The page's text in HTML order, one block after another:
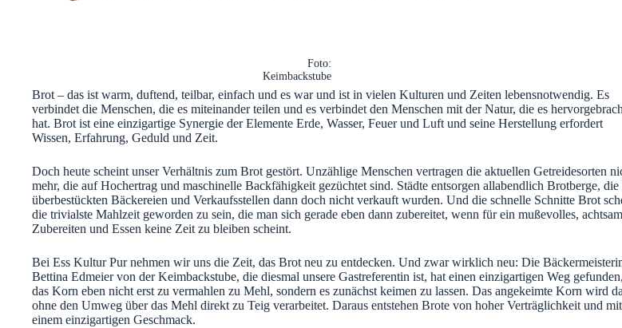
Foto:
Keimbackstube
Brot – das ist warm, duftend, teilbar, einfach und es war und ist in vielen Kulturen und Zeiten lebensnotwendig. Es
verbindet die Menschen, die es miteinander teilen und es verbindet den Menschen mit der Natur, die es
hat. Brot ist eine einzigartige Synergie der Elemente Erde, Wasser, Feuer und Luft und seine Herstellung erfordert
Wissen, Erfahrung, Geduld und Zeit.
Doch heute scheint unser Verhältnis zum Brot gestört. Unzählige Menschen vertragen die aktuellen Getreidesorten
mehr, die auf Hochertrag und maschinelle Backfähigkeit gezüchtet sind. Städte entsorgen allabendlich Brotberge, die
überbestückten Bäckereien und Verkaufsstellen dann doch nicht verkauft wurden. Und die schnelle Schnitte Brot
die trivialste Mahlzeit geworden zu sein, die man sich gerade eben dann zubereitet, wenn für ein mußevolles,
Zubereiten und Essen keine Zeit zu bleiben scheint.
Bei Ess Kultur Pur nehmen wir uns die Zeit, das Brot neu zu entdecken. Und zwar wirklich neu: Die
Bettina Edmeier von der Keimbackstube, die diesmal unsere Gastreferentin ist, hat einen einzigartigen Weg gefunden,
das Korn eben nicht erst zu vermahlen zu Mehl, sondern es zunächst keimen zu lassen. Das angekeimte Korn wird
ohne den Umweg über das Mehl direkt zu Teig verarbeitet. Daraus entstehen Brote von hoher Verträglichkeit und mit
einem einzigartigen Geschmack.